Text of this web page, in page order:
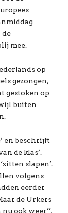
de
mee.
op
gezongen,
gestoken op
buiten
en beschrijft
de klas’.
slapen’.
volgens
eerder
de Urkers
ook weer’’,